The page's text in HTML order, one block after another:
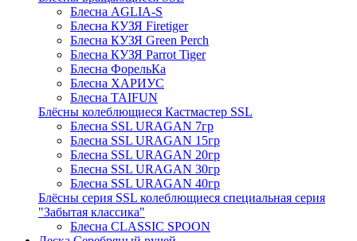
Блесна AGLIA-S
Блесна КУЗЯ Firetiger
Блесна КУЗЯ Green Perch
Блесна КУЗЯ Parrot Tiger
Блесна ФорельКа
Блесна ХАРИУС
Блесна TAIFUN
Блёсны колеблющиеся Кастмастер SSL
Блесна SSL URAGAN 7гр
Блесна SSL URAGAN 15гр
Блесна SSL URAGAN 20гр
Блесна SSL URAGAN 30гр
Блесна SSL URAGAN 40гр
Блёсны серия SSL колеблющиеся специальная серия
"Забытая классика"
Блесна CLASSIC SPOON